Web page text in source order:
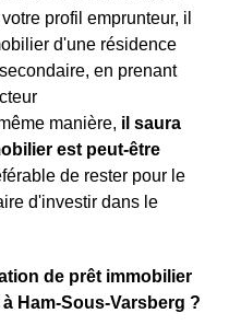
profil emprunteur, il
d'une résidence
en prenant
manière, il saura
est peut-être
de rester pour le
d'investir dans le
de prêt immobilier
Ham-Sous-Varsberg ?